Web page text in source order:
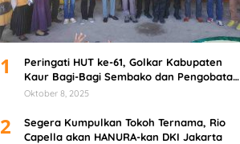
1
Peringati HUT ke-61, Golkar Kabupaten
Kaur Bagi-Bagi Sembako dan Pengobatan
Gratis
Oktober 8, 2025
2
Segera Kumpulkan Tokoh Ternama, Rio
Capella akan HANURA-kan DKI Jakarta